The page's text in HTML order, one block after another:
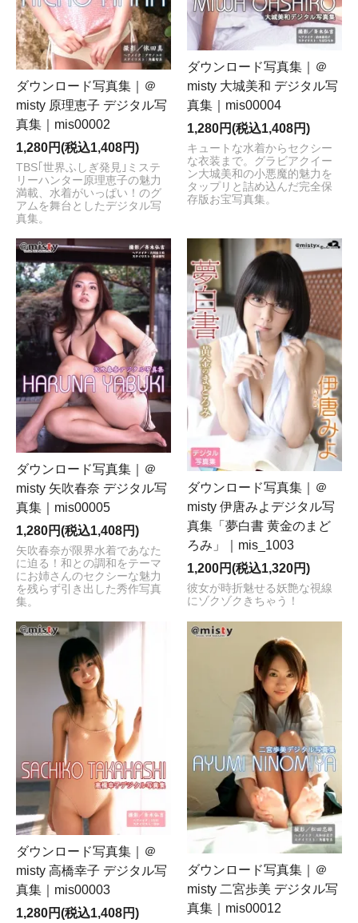
ダウンロード写真集｜＠
misty 原理恵子 デジタル写
真集｜mis00002
1,280円(税込1,408円)
TBS｢世界ふしぎ発見｣ミステ
リーハンター原理恵子の魅力
満載、水着がいっぱい！のグ
アムを舞台としたデジタル写
真集。
ダウンロード写真集｜＠
misty 大城美和 デジタル写
真集｜mis00004
1,280円(税込1,408円)
キュートな水着からセクシー
な衣装まで。グラビアクイー
ン大城美和の小悪魔的魅力を
タップリと詰め込んだ完全保
存版お宝写真集。
ダウンロード写真集｜＠
misty 矢吹春奈 デジタル写
真集｜mis00005
1,280円(税込1,408円)
矢吹春奈が限界水着であなた
に迫る！和との調和をテーマ
にお姉さんのセクシーな魅力
を残らず引き出した秀作写真
集。
ダウンロード写真集｜＠
misty 伊唐みよデジタル写
真集「夢白書 黄金のまど
ろみ」｜mis_1003
1,200円(税込1,320円)
彼女が時折魅せる妖艶な視線
にゾクゾクきちゃう！
ダウンロード写真集｜＠
misty 高橋幸子 デジタル写
真集｜mis00003
1,280円(税込1,408円)
ダウンロード写真集｜＠
misty 二宮歩美 デジタル写
真集｜mis00012